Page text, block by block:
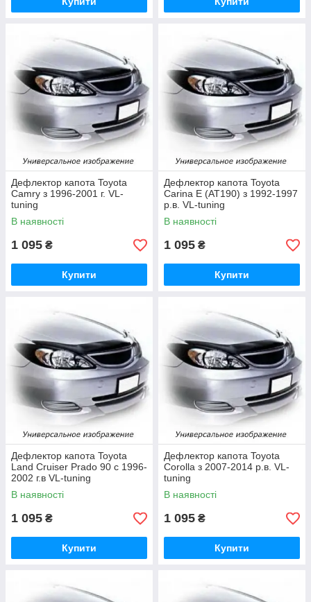
Дефлектор капота Toyota
Camry з 1996-2001 г. VL-
tuning
В наявності
1 095 ₴
Купити
Дефлектор капота Toyota
Carina E (AT190) з 1992-1997
р.в. VL-tuning
В наявності
1 095 ₴
Купити
Дефлектор капота Toyota
Land Cruiser Prado 90 с 1996-
2002 г.в VL-tuning
В наявності
1 095 ₴
Купити
Дефлектор капота Toyota
Corolla з 2007-2014 р.в. VL-
tuning
В наявності
1 095 ₴
Купити